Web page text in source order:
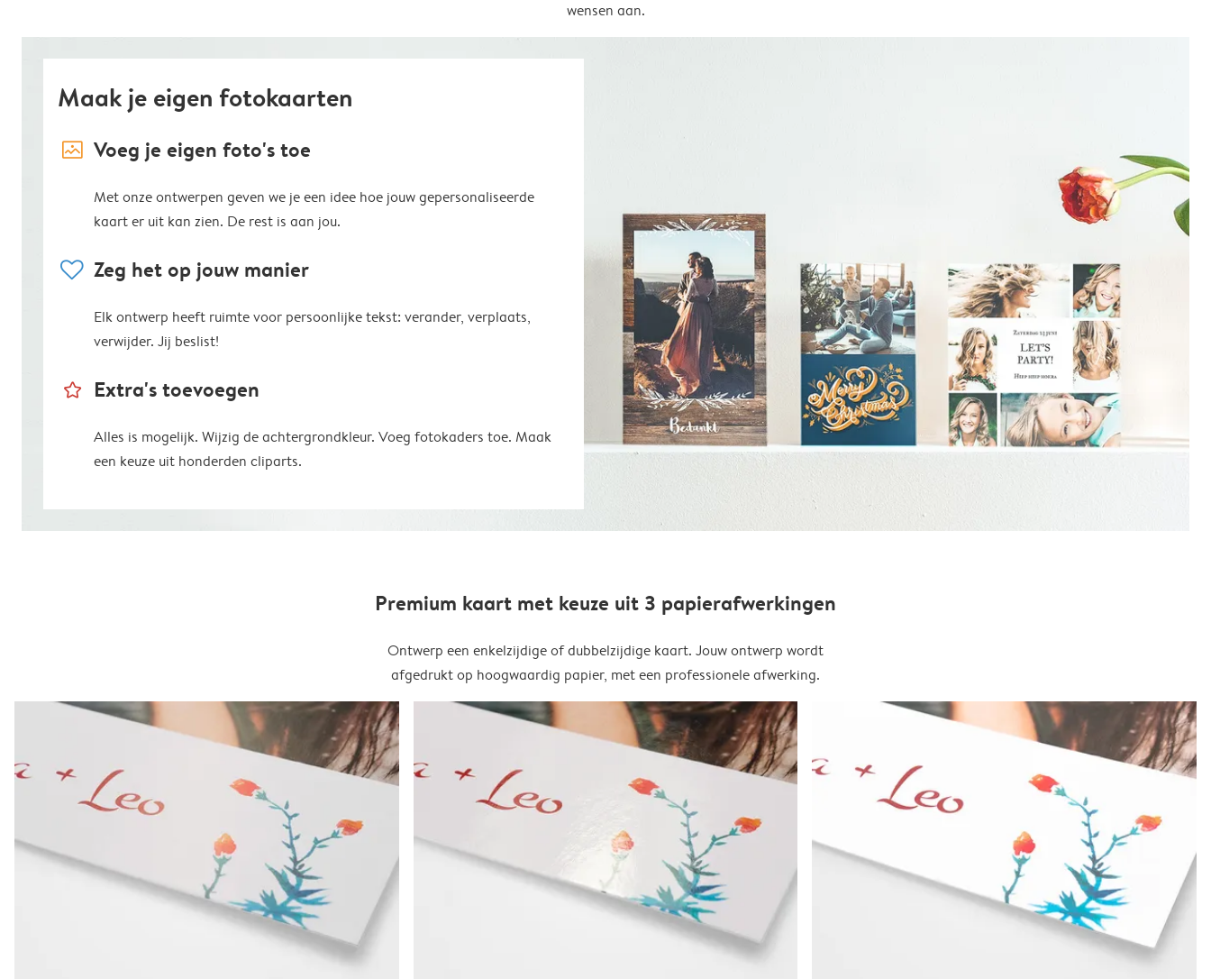
wensen aan.
Maak je eigen fotokaarten
image_placeholder Voeg je eigen foto's toe
Met onze ontwerpen geven we je een idee hoe jouw gepersonaliseerde
kaart er uit kan zien. De rest is aan jou.
heart Zeg het op jouw manier
Elk ontwerp heeft ruimte voor persoonlijke tekst: verander, verplaats,
verwijder. Jij beslist!
star_outline Extra's toevoegen
Alles is mogelijk. Wijzig de achtergrondkleur. Voeg fotokaders toe. Maak
een keuze uit honderden cliparts.
Premium kaart met keuze uit 3 papierafwerkingen
Ontwerp een enkelzijdige of dubbelzijdige kaart. Jouw ontwerp wordt
afgedrukt op hoogwaardig papier, met een professionele afwerking.